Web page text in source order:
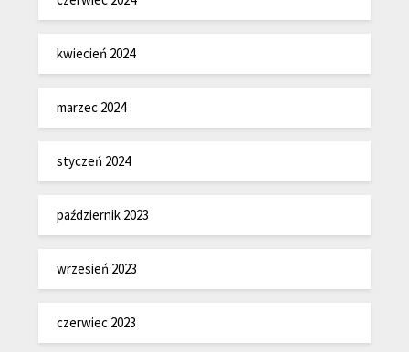
kwiecień 2024
marzec 2024
styczeń 2024
październik 2023
wrzesień 2023
czerwiec 2023